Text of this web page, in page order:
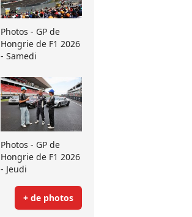
Photos - GP de
Hongrie de F1 2026
- Samedi
Photos - GP de
Hongrie de F1 2026
- Jeudi
+ de photos